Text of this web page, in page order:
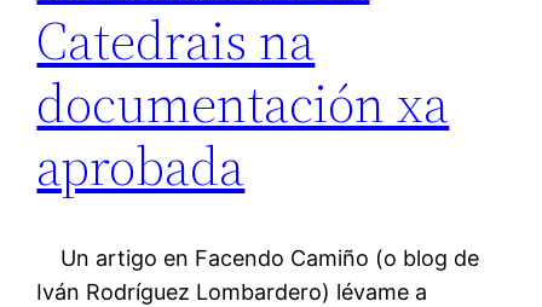
Catedrais na
documentación xa
aprobada
Un artigo en Facendo Camiño (o blog de
Iván Rodríguez Lombardero) lévame a